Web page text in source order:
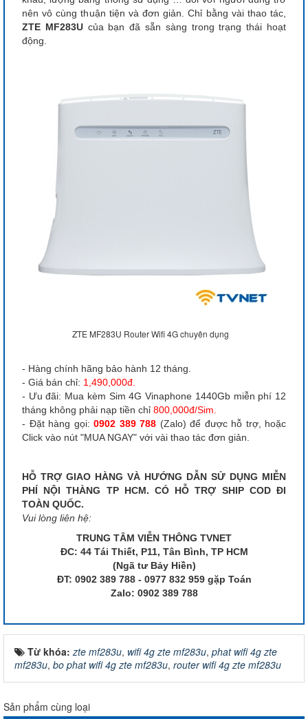
nên vô cùng thuận tiện và đơn giản. Chỉ bằng vài thao tác,
ZTE MF283Ucủa bạn đã sẵn sàng trong trạng thái hoạt
động.
ZTE MF283U Router Wifi 4G chuyên dụng
- Hàng chính hãng bảo hành 12 tháng.
- Giá bán chỉ: 1,490,000đ.
- Ưu đãi: Mua kèm Sim 4G Vinaphone 1440Gb miễn phí 12
tháng không phải nạp tiền chỉ 800,000đ/Sim.
- Đặt hàng gọi: 0902 389 788 (Zalo) để được hỗ trợ, hoặc
Click vào nút "MUA NGAY" với vài thao tác đơn giản.
HỖ TRỢ GIAO HÀNG VÀ HƯỚNG DẪN SỬ DỤNG MIỄN
PHÍ NỘI THÀNG TP HCM. CÓ HỖ TRỢ SHIP COD ĐI
TOÀN QUỐC.
Vui lòng liên hệ:
TRUNG TÂM VIỄN THÔNG TVNET
ĐC: 44 Tái Thiết, P11, Tân Bình, TP HCM
(Ngã tư Bảy Hiền)
ĐT: 0902 389 788 - 0977 832 959 gặp Toán
Zalo: 0902 389 788
Từ khóa: zte mf283u, wifi 4g zte mf283u, phat wifi 4g zte
mf283u, bo phat wifi 4g zte mf283u, router wifi 4g zte mf283u
Sản phẩm cùng loại